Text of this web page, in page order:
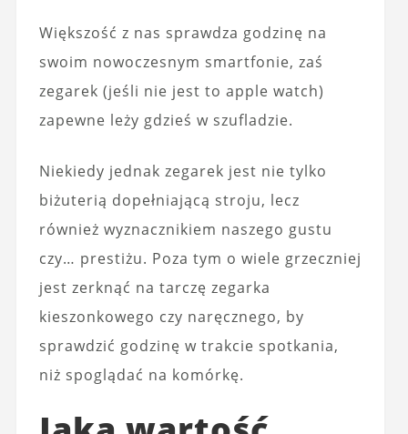
Większość z nas sprawdza godzinę na
swoim nowoczesnym smartfonie, zaś
zegarek (jeśli nie jest to apple watch)
zapewne leży gdzieś w szufladzie.
Niekiedy jednak zegarek jest nie tylko
biżuterią dopełniającą stroju, lecz
również wyznacznikiem naszego gustu
czy… prestiżu. Poza tym o wiele grzeczniej
jest zerknąć na tarczę zegarka
kieszonkowego czy naręcznego, by
sprawdzić godzinę w trakcie spotkania,
niż spoglądać na komórkę.